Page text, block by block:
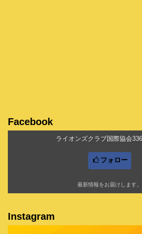
Facebook
ライオンズクラブ国際協会
フォロー
最新情報をお届けします。
Instagram